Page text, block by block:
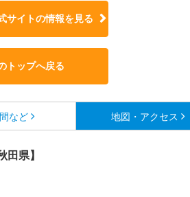
サイトの情報を見る
トップへ戻る
など 地図・アクセス
県】